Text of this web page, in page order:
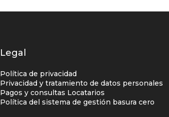
Legal
Política de privacidad
Privacidad y tratamiento de datos personales
Pagos y consultas Locatarios
Política del sistema de gestión basura cero